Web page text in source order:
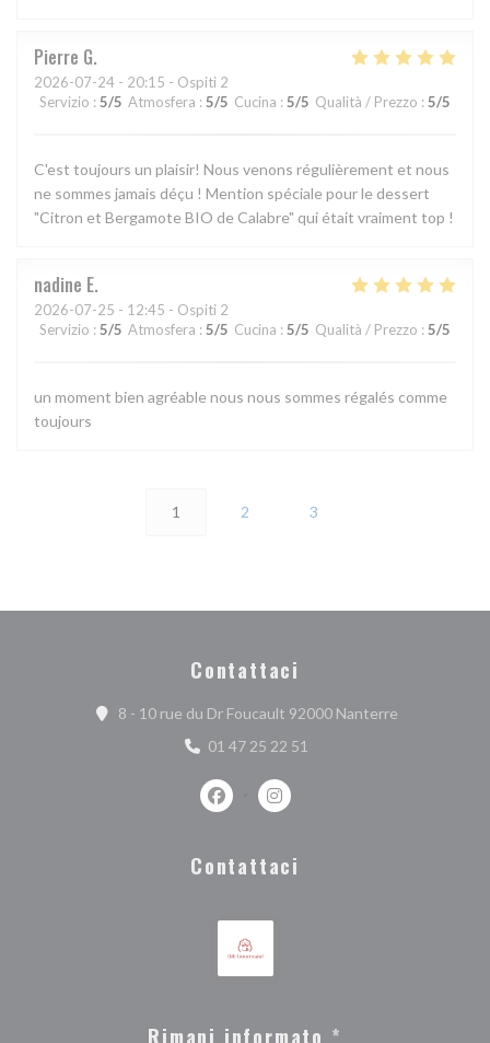
Pierre G
2026-07-24 - 20:15 - Ospiti 2
Servizio : 5/5 Atmosfera : 5/5 Cucina : 5/5 Qualità / Prezzo : 5/5
C'est toujours un plaisir! Nous venons régulièrement et nous
ne sommes jamais déçu ! Mention spéciale pour le dessert
"Citron et Bergamote BIO de Calabre" qui était vraiment top !
nadine E
2026-07-25 - 12:45 - Ospiti 2
Servizio : 5/5 Atmosfera : 5/5 Cucina : 5/5 Qualità / Prezzo : 5/5
un moment bien agréable nous nous sommes régalés comme
toujours
1 2 3
Contattaci
8 - 10 rue du Dr Foucault 92000 Nanterre((apre una
01 47 25 22 51
Facebook ((apre una nuova finestra))
Instagram ((apre una nuova
Contattaci
Rimani informato *